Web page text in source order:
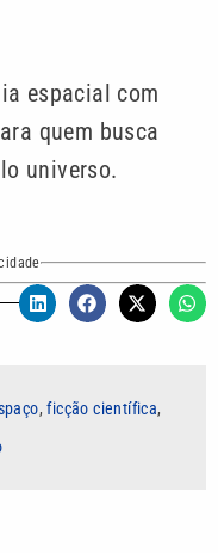
espacial com
quem busca
universo.
,ficção científica,